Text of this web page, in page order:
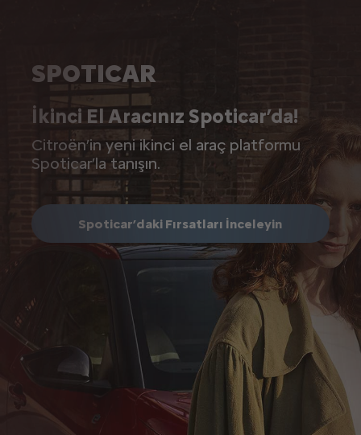
SPOTICAR
İkinci El Aracınız Spoticar’da!
Citroёn’in yeni ikinci el araç platformu
Spoticar’la tanışın.
Spoticar’daki Fırsatları İnceleyin